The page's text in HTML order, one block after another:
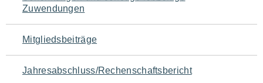
Zuwendungen
Mitgliedsbeiträge
Jahresabschluss/Rechenschaftsbericht